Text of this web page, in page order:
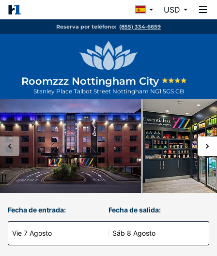
USD
Reserva por teléfono: (855) 334-6659
Roomzzz Nottingham City
Stanley Place Talbot Street Nottingham NG1 5GS GB
Fecha de entrada:
Vie 7 Agosto
Fecha de salida:
Sáb 8 Agosto